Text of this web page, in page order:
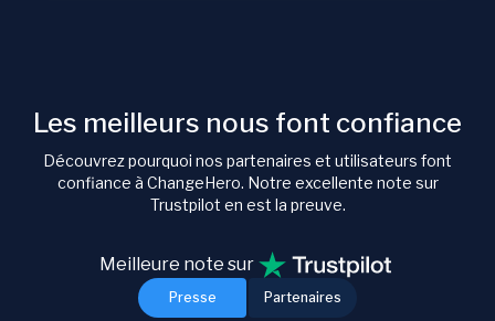
Les meilleurs nous font confiance
Découvrez pourquoi nos partenaires et utilisateurs font
confiance à ChangeHero. Notre excellente note sur
Trustpilot en est la preuve.
Presse Partenaires
Meilleure note sur